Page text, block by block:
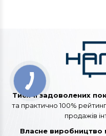
Тисячі задоволених
та практично 100%
продажів
Власне виробництво